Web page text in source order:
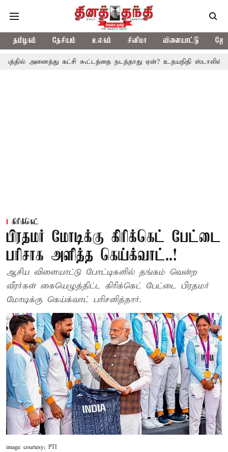
தமிழகம் தேசியம் உலகம் சினிமா விளையாட்டு
கட்சி கூட்டத்தை நடத்தாது ஏன்? உதயநிதி ஸ்டாலின் கேள்வி
கிரிக்கெட்
பிரதமர் மோடிக்கு கிரிக்கெட் பேட்டை
பரிசாக அளித்த கெய்க்வாட்..!
ஆசிய விளையாட்டு போட்டிகளில் தங்கம் வென்ற
வீரர்கள் கையெழுத்திட்ட கிரிக்கெட் பேட்டை பிரதமர்
மோடிக்கு கெய்க்வாட் பரிசளித்தார்.
image courtesy; PTI